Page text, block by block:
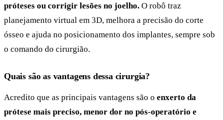
próteses ou corrigir lesões no joelho. O robô traz
planejamento virtual em 3D, melhora a precisão do corte
ósseo e ajuda no posicionamento dos implantes, sempre sob
o comando do cirurgião.
Quais são as vantagens dessa cirurgia?
Acredito que as principais vantagens são o enxerto da
prótese mais preciso, menor dor no pós-operatório e